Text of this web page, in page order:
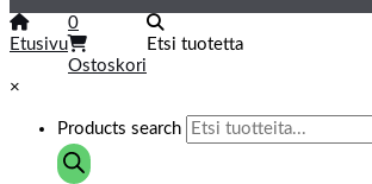
Etusivu
0
Ostoskori
Etsi tuotetta
×
Products search